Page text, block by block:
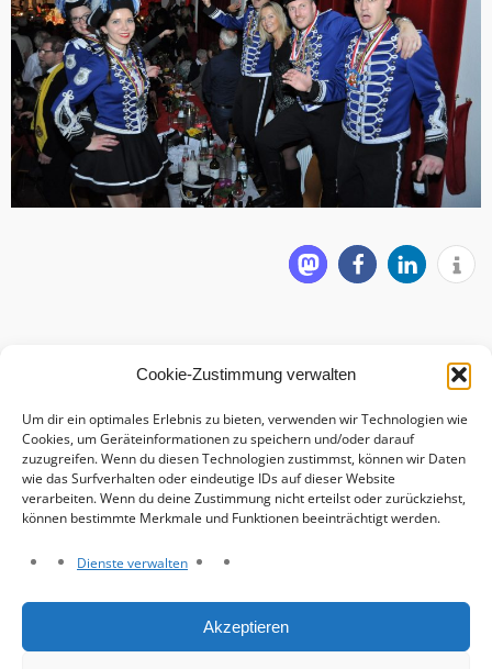
Cookie-Zustimmung verwalten
Um dir ein optimales Erlebnis zu bieten, verwenden wir Technologien wie
Cookies, um Geräteinformationen zu speichern und/oder darauf
zuzugreifen. Wenn du diesen Technologien zustimmst, können wir Daten
wie das Surfverhalten oder eindeutige IDs auf dieser Website
verarbeiten. Wenn du deine Zustimmung nicht erteilst oder zurückziehst,
können bestimmte Merkmale und Funktionen beeinträchtigt werden.
Dienste verwalten
Akzeptieren